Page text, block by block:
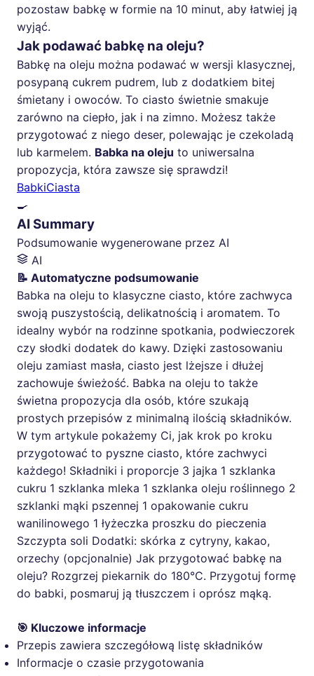
pozostaw babkę w formie na 10 minut, aby łatwiej ją
wyjąć.
Jak podawać babkę na oleju?
Babkę na oleju można podawać w wersji klasycznej,
posypaną cukrem pudrem, lub z dodatkiem bitej
śmietany i owoców. To ciasto świetnie smakuje
zarówno na ciepło, jak i na zimno. Możesz także
przygotować z niego deser, polewając je czekoladą
lub karmelem. Babka na oleju to uniwersalna
propozycja, która zawsze się sprawdzi!
BabkiCiasta
🍳
AI Summary
Podsumowanie wygenerowane przez AI
AI
📝 Automatyczne podsumowanie
Babka na oleju to klasyczne ciasto, które zachwyca
swoją puszystością, delikatnością i aromatem. To
idealny wybór na rodzinne spotkania, podwieczorek
czy słodki dodatek do kawy. Dzięki zastosowaniu
oleju zamiast masła, ciasto jest lżejsze i dłużej
zachowuje świeżość. Babka na oleju to także
świetna propozycja dla osób, które szukają
prostych przepisów z minimalną ilością składników.
W tym artykule pokażemy Ci, jak krok po kroku
przygotować to pyszne ciasto, które zachwyci
każdego! Składniki i proporcje 3 jajka 1 szklanka
cukru 1 szklanka mleka 1 szklanka oleju roślinnego 2
szklanki mąki pszennej 1 opakowanie cukru
wanilinowego 1 łyżeczka proszku do pieczenia
Szczypta soli Dodatki: skórka z cytryny, kakao,
orzechy (opcjonalnie) Jak przygotować babkę na
oleju? Rozgrzej piekarnik do 180°C. Przygotuj formę
do babki, posmaruj ją tłuszczem i oprósz mąką.
🎯 Kluczowe informacje
Przepis zawiera szczegółową listę składników
Informacje o czasie przygotowania